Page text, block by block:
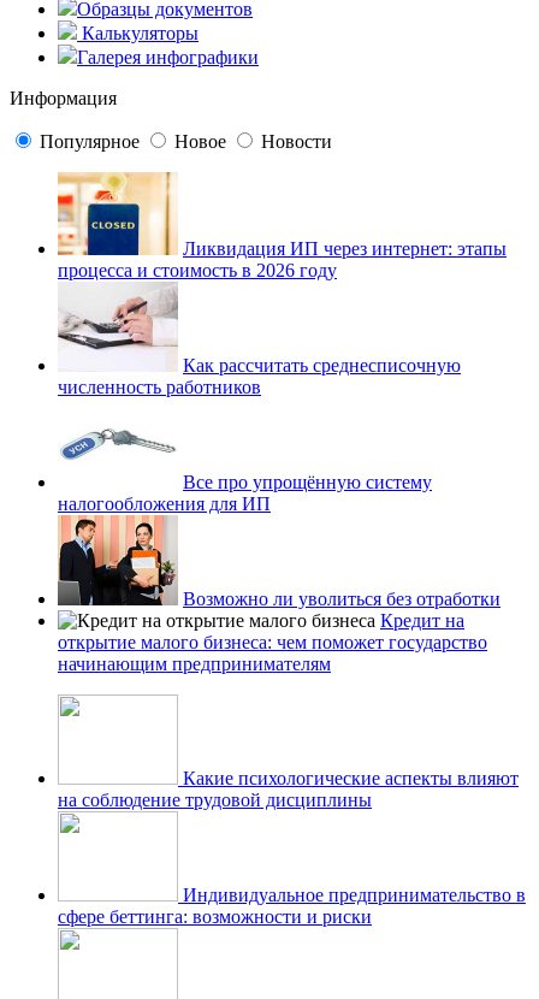
Образцы документов
Калькуляторы
Галерея инфографики
Информация
Популярное Новое Новости
Ликвидация ИП через интернет: этапы
процесса и стоимость в 2026 году
Как рассчитать среднесписочную
численность работников
Все про упрощённую систему
налогообложения для ИП
Возможно ли уволиться без отработки
Кредит на
открытие малого бизнеса: чем поможет государство
начинающим предпринимателям
Какие психологические аспекты влияют
на соблюдение трудовой дисциплины
Индивидуальное предпринимательство в
сфере беттинга: возможности и риски